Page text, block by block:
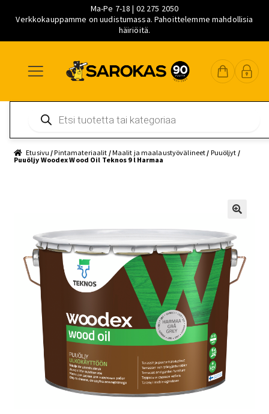
Ma-Pe 7-18 | 02 275 2050
Verkkokauppamme on uudistumassa. Pahoittelemme mahdollisia
häiriöitä.
navigointiin
sisältöön
pääsisältöön
search
Etusivu /Pintamateriaalit /Maalit ja maalaustyövälineet / Puuöljyt /
Puuöljy Woodex Wood Oil Teknos 9 l Harmaa